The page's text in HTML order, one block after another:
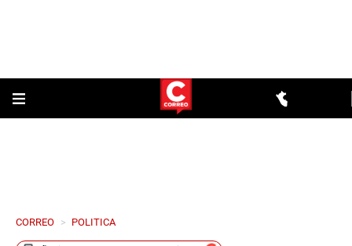
CORREO > POLITICA